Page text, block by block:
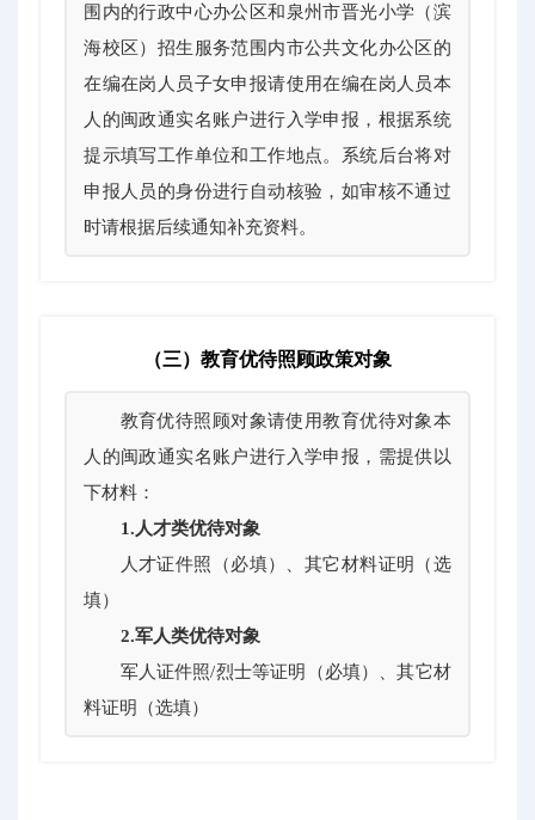
围内的行政中心办公区和泉州市晋光小学（滨
海校区）招生服务范围内市公共文化办公区的
在编在岗人员子女申报请使用在编在岗人员本
人的闽政通实名账户进行入学申报，根据系统
提示填写工作单位和工作地点。系统后台将对
申报人员的身份进行自动核验，如审核不通过
时请根据后续通知补充资料。
（三）教育优待照顾政策对象
教育优待照顾对象请使用教育优待对象本
人的闽政通实名账户进行入学申报，需提供以
下材料：
1.人才类优待对象
人才证件照（必填）、其它材料证明（选
填）
2.军人类优待对象
军人证件照/烈士等证明（必填）、其它材
料证明（选填）